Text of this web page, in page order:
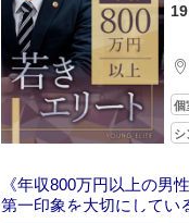
個
シ
《年収800万円以上の男性
第一印象を大切にしてい